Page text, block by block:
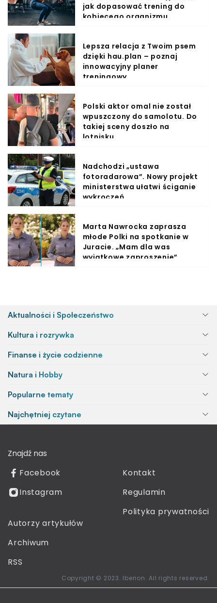
jak dopasować trening do
kobiecego organizmu
Lepsza relacja z Twoim psem
dzięki hau.plan – poznaj
innowacyjny planer
treningowy
Polski aktor omal nie został
wpuszczony do samolotu. Do
takiej sceny doszło na
lotnisku
Nadchodzi „ustawa
fotoradarowa”. Nowy projekt
ministerstwa ułatwi ściganie
wykroczeń
Marta Nawrocka zaprasza
młode Polki na spotkanie w
Juracie. „Mam dla was
wyjątkowe zaproszenie”
Aktualności i Społeczeństwo
Kultura i rozrywka
Finanse i życie codzienne
Natura i Hobby
Popularne tematy
Najchętniej czytane
Znajdź nas
Facebook
Instagram
Kontakt
Regulamin
Polityka prywatności
Autorzy artykułów
Archiwum
RSS
Copyright © 2023. Iberion. All rights reserved.